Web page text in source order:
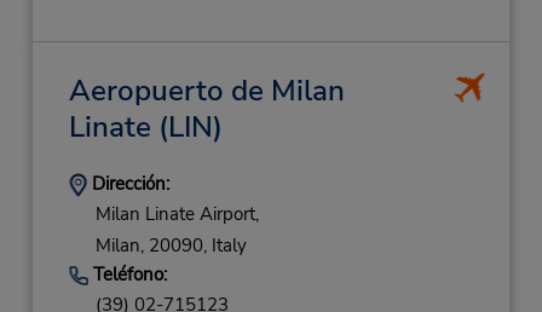
Aeropuerto de Milan
Linate (LIN)
Dirección:
Milan Linate Airport,
Milan, 20090, Italy
Teléfono:
(39) 02-715123